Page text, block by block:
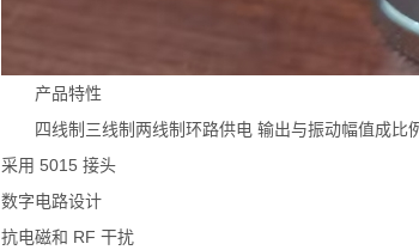
产品特性
四线制三线制两线制环路供电 输出与振动幅值成比
采用 5015 接头
数字电路设计
抗电磁和 RF 干扰